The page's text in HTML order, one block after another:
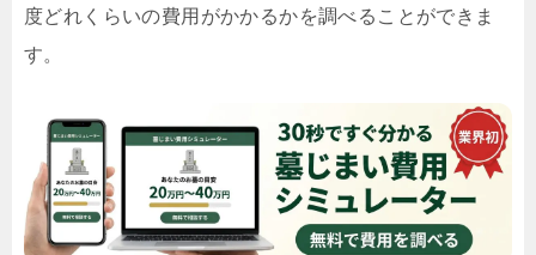
度どれくらいの費用がかかるかを調べることができま
す。